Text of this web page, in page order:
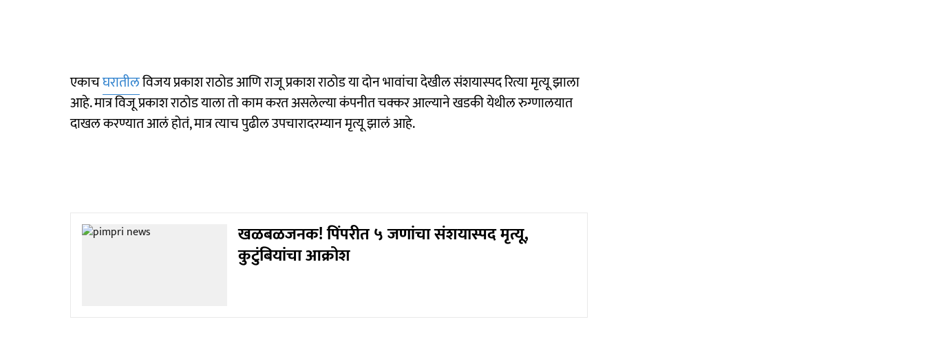
एकाचघरातीलविजय प्रकाश राठोड आणि राजू प्रकाश राठोड या दोन भावांचा देखील संशयास्पद रित्या मृत्यू झाला
आहे. मात्र विजू प्रकाश राठोड याला तो काम करत असलेल्या कंपनीत चक्कर आल्याने खडकी येथील रुग्णालयात
दाखल करण्यात आलं होतं, मात्र त्याच पुढील उपचारादरम्यान मृत्यू झालं आहे.
खळबळजनक! पिंपरीत ५ जणांचा संशयास्पद मृत्यू,
कुटुंबियांचा आक्रोश